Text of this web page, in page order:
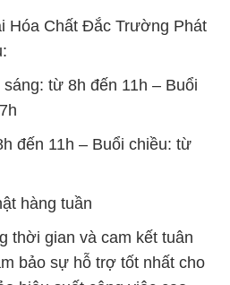
đến 11h – Buổi chiều: từ
hàng tuần
bảo sự hỗ trợ tốt nhất cho
hiệu suất công việc cao
TY HÓA CHẤT ĐẮC